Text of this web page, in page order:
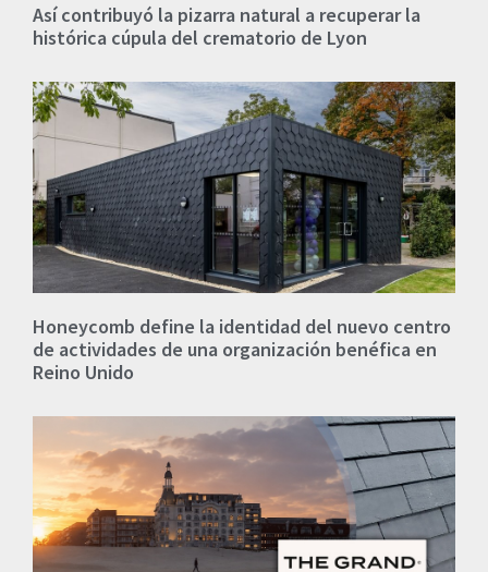
Así contribuyó la pizarra natural a recuperar la
histórica cúpula del crematorio de Lyon
Honeycomb define la identidad del nuevo centro
de actividades de una organización benéfica en
Reino Unido